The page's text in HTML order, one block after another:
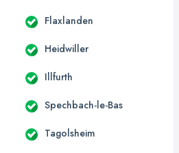
Flaxlanden
Heidwiller
Illfurth
Spechbach-le-Bas
Tagolsheim